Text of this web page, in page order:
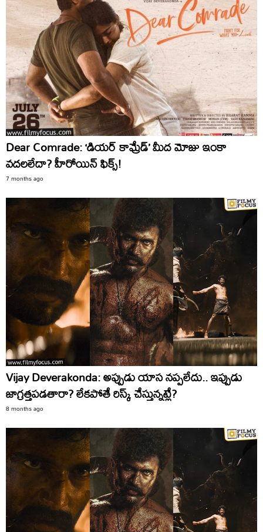
Dear Comrade: ‘డియర్‌ కామ్రేడ్‌’ మీద మోజు ఇంకా
వదలలేదా? హీరోయిన్‌ ఫిక్స్‌!
7 months ago
Vijay Deverakonda: అప్పుడు యాస నప్పలేదు.. ఇప్పుడు
జాగ్రత్తపడతారా? లేకపోతే రిస్క్‌ చేస్తున్నట్లే?
8 months ago